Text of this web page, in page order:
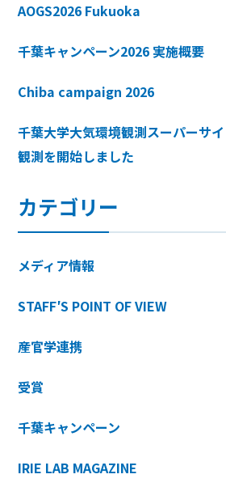
AOGS2026 Fukuoka
千葉キャンペーン2026 実施概要
Chiba campaign 2026
千葉大学大気環境観測スーパーサイ
観測を開始しました
カテゴリー
メディア情報
STAFF′S POINT OF VIEW
産官学連携
受賞
千葉キャンペーン
IRIE LAB MAGAZINE